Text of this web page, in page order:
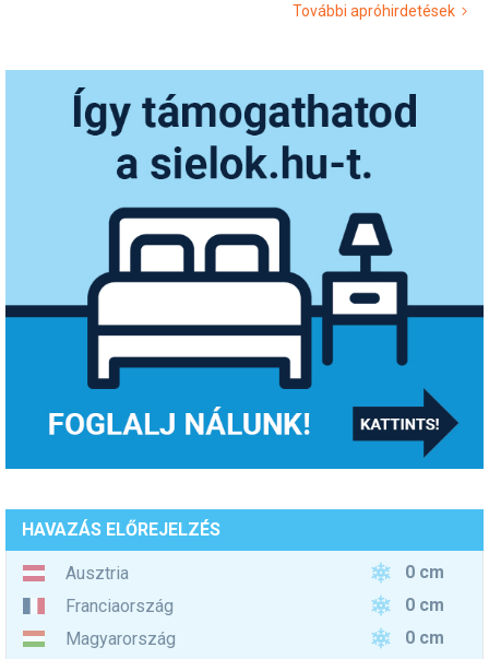
További apróhirdetések
HAVAZÁS ELŐREJELZÉS
Ausztria
0 cm
Franciaország
0 cm
Magyarország
0 cm